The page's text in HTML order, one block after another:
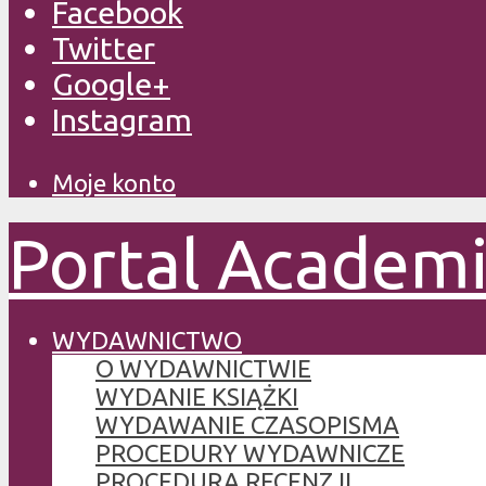
Facebook
Twitter
Google+
Instagram
Moje konto
Portal
WYDAWNICTWO
O WYDAWNICTWIE
WYDANIE KSIĄŻKI
WYDAWANIE CZASOPISMA
PROCEDURY WYDAWNICZE